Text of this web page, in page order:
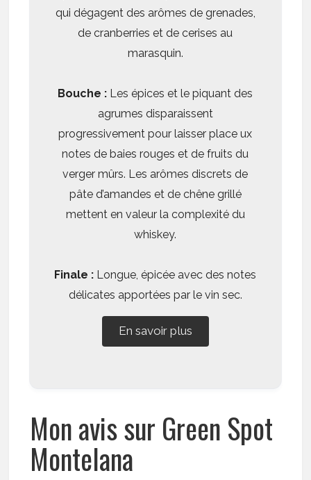
qui dégagent des arômes de grenades,
de cranberries et de cerises au
marasquin.
Bouche : Les épices et le piquant des
agrumes disparaissent
progressivement pour laisser place ux
notes de baies rouges et de fruits du
verger mûrs. Les arômes discrets de
pâte d’amandes et de chêne grillé
mettent en valeur la complexité du
whiskey.
Finale : Longue, épicée avec des notes
délicates apportées par le vin sec.
En savoir plus
Mon avis sur Green Spot
Montelana